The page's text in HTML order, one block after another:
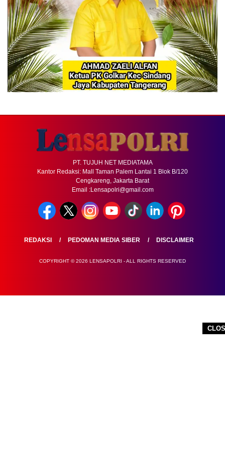
PT. TUJUH NET MEDIATAMA
Kantor Redaksi: Mall Taman Palem Lantai 1 Blok B/120
Cengkareng, Jakarta Barat
Email :Lensapolri@gmail.com
REDAKSI PEDOMAN MEDIA SIBER DISCLAIMER
COPYRIGHT © 2026 LENSAPOLRI - ALL RIGHTS RESERVED